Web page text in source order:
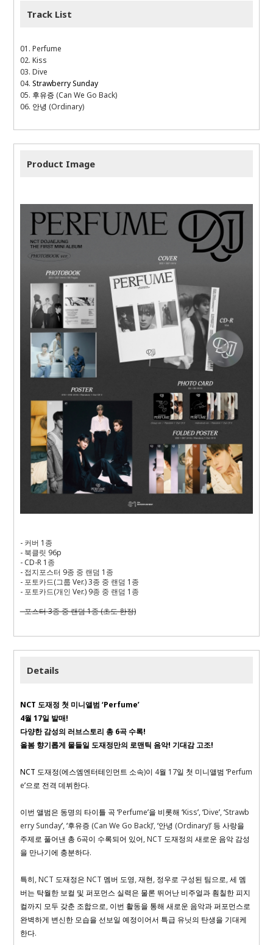
Track List
01. Perfume
02. Kiss
03. Dive
04. Strawberry Sunday
05. 후유증 (Can We Go Back)
06. 안녕 (Ordinary)
Product Image
- 커버 1종
- 북클릿 96p
- CD-R 1종
- 접지포스터 9종 중 랜덤 1종
- 포토카드(그룹 Ver.) 3종 중 랜덤 1종
- 포토카드(개인 Ver.) 9종 중 랜덤 1종
- 포스터 3종 중 랜덤 1종 (초도 한정)
Details
NCT 도재정 첫 미니앨범 ‘Perfume’
4월 17일 발매!
다양한 감성의 러브스토리 총6곡 수록!
올봄 향기롭게 물들일 도재정만의 로맨틱 음악! 기대감 고조!
NCT 도재정(에스엠엔터테인먼트 소속)이 4월 17일 첫 미니앨범 ‘Perfum
e’으로 전격 데뷔한다.
이번 앨범은 동명의 타이틀 곡 ‘Perfume’을 비롯해 ‘Kiss’,‘Dive’,‘Strawb
erry Sunday’,‘후유증 (Can We Go Back)’,‘안녕 (Ordinary)’ 등 사랑을
주제로 풀어낸 총 6곡이 수록되어 있어, NCT 도재정의 새로운 음악 감성
을 만나기에 충분하다.
특히, NCT 도재정은 NCT 멤버 도영,재현, 정우로 구성된 팀으로,세 멤
버는 탁월한 보컬 및 퍼포먼스 실력은 물론 뛰어난 비주얼과 훤칠한 피지
컬까지 모두 갖춘 조합으로, 이번 활동을 통해 새로운 음악과 퍼포먼스로
완벽하게 변신한 모습을 선보일 예정이어서 특급 유닛의 탄생을 기대케
한다.